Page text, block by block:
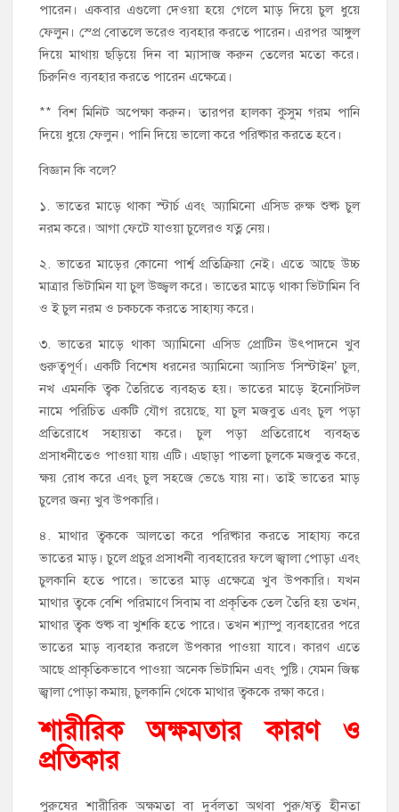
পারেন। একবার এগুলো দেওয়া হয়ে গেলে মাড় দিয়ে চুল ধুয়ে
ফেলুন। স্প্রে বোতলে ভরেও ব্যবহার করতে পারেন। এরপর আঙ্গুল
দিয়ে মাথায় ছড়িয়ে দিন বা ম্যাসাজ করুন তেলের মতো করে।
চিরুনিও ব্যবহার করতে পারেন এক্ষেত্রে।
** বিশ মিনিট অপেক্ষা করুন। তারপর হালকা কুসুম গরম পানি
দিয়ে ধুয়ে ফেলুন। পানি দিয়ে ভালো করে পরিষ্কার করতে হবে।
বিজ্ঞান কি বলে?
১. ভাতের মাড়ে থাকা স্টার্চ এবং অ্যামিনো এসিড রুক্ষ শুষ্ক চুল
নরম করে। আগা ফেটে যাওয়া চুলেরও যত্ন নেয়।
২. ভাতের মাড়ের কোনো পার্শ্ব প্রতিক্রিয়া নেই। এতে আছে উচ্চ
মাত্রার ভিটামিন যা চুল উজ্জ্বল করে। ভাতের মাড়ে থাকা ভিটামিন বি
ও ই চুল নরম ও চকচকে করতে সাহায্য করে।
৩. ভাতের মাড়ে থাকা অ্যামিনো এসিড প্রোটিন উৎপাদনে খুব
গুরুত্বপূর্ণ। একটি বিশেষ ধরনের অ্যামিনো অ্যাসিড ‘সিস্টাইন’ চুল,
নখ এমনকি ত্বক তৈরিতে ব্যবহৃত হয়। ভাতের মাড়ে ইনোসিটল
নামে পরিচিত একটি যৌগ রয়েছে, যা চুল মজবুত এবং চুল পড়া
প্রতিরোধে সহায়তা করে। চুল পড়া প্রতিরোধে ব্যবহৃত
প্রসাধনীতেও পাওয়া যায় এটি। এছাড়া পাতলা চুলকে মজবুত করে,
ক্ষয় রোধ করে এবং চুল সহজে ভেঙে যায় না। তাই ভাতের মাড়
চুলের জন্য খুব উপকারি।
৪. মাথার ত্বককে আলতো করে পরিষ্কার করতে সাহায্য করে
ভাতের মাড়। চুলে প্রচুর প্রসাধনী ব্যবহারের ফলে জ্বালা পোড়া এবং
চুলকানি হতে পারে। ভাতের মাড় এক্ষেত্রে খুব উপকারি। যখন
মাথার ত্বকে বেশি পরিমাণে সিবাম বা প্রকৃতিক তেল তৈরি হয় তখন,
মাথার ত্বক শুষ্ক বা খুশকি হতে পারে। তখন শ্যাম্পু ব্যবহারের পরে
ভাতের মাড় ব্যবহার করলে উপকার পাওয়া যাবে। কারণ এতে
আছে প্রাকৃতিকভাবে পাওয়া অনেক ভিটামিন এবং পুষ্টি। যেমন জিঙ্ক
জ্বালা পোড়া কমায়, চুলকানি থেকে মাথার ত্বককে রক্ষা করে।
শারীরিক অক্ষমতার কারণ ও
প্রতিকার
পুরুষের শারীরিক অক্ষমতা বা দুর্বলতা অথবা পুরু/ষত্ব হীনতা